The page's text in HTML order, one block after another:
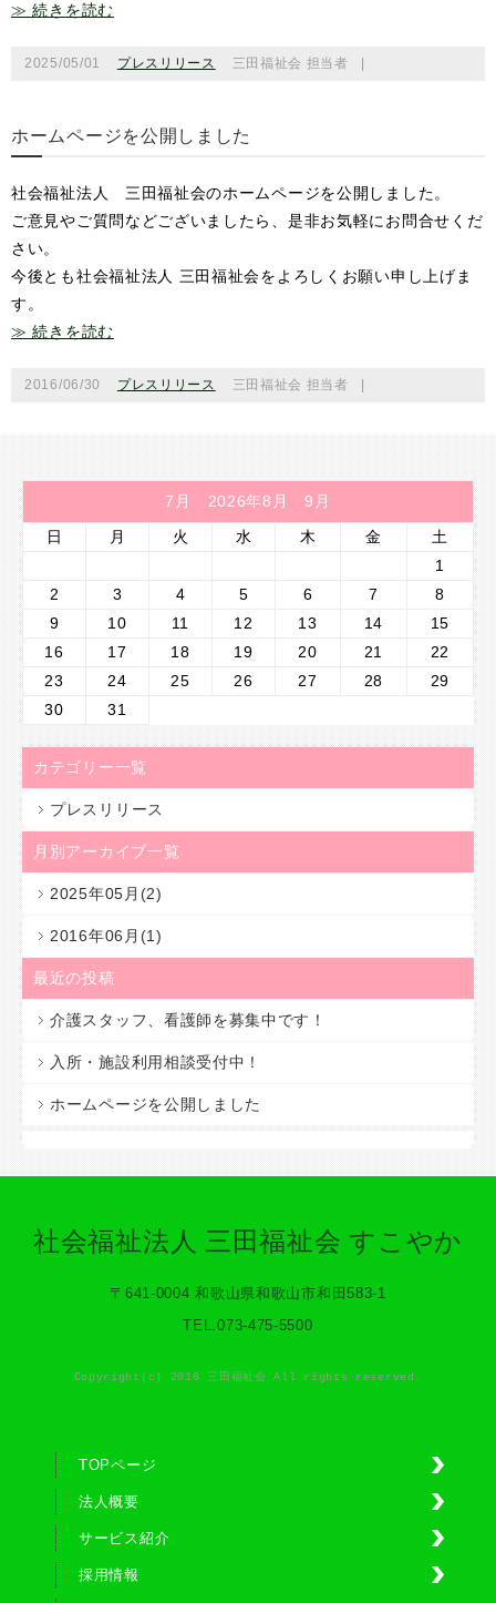
≫ 続きを読む
2025/05/01 プレスリリース 三田福祉会 担当者
ホームページを公開しました
社会福祉法人 三田福祉会のホームページを公開しました。
ご意見やご質問などございましたら、是非お気軽にお問合せくだ
さい。
今後とも社会福祉法人 三田福祉会をよろしくお願い申し上げま
す。
≫ 続きを読む
2016/06/30 プレスリリース 三田福祉会 担当者
7月 2026年8月 9月
日
月 火 水 木 金
土
1
2
3 4 5 6 7
8
9
10 11 12 13 14
15
16
17 18 19 20 21
22
23
24 25 26 27 28
29
30
31
カテゴリー一覧
プレスリリース
月別アーカイブ一覧
2025年05月(2)
2016年06月(1)
最近の投稿
介護スタッフ、看護師を募集中です！
入所・施設利用相談受付中！
ホームページを公開しました
社会福祉法人 三田福祉会 すこやか
〒641-0004 和歌山県和歌山市和田583-1
TEL.073-475-5500
Copyright(c) 2016 三田福祉会 All rights reserved.
TOPページ
法人概要
サービス紹介
採用情報